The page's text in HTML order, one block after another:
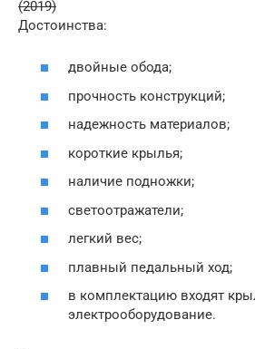
(2019)
Достоинства:
двойные обода;
прочность конструкций;
надежность материалов;
короткие крылья;
наличие подножки;
светоотражатели;
легкий вес;
плавный педальный ход;
в комплектацию входят
электрооборудование.